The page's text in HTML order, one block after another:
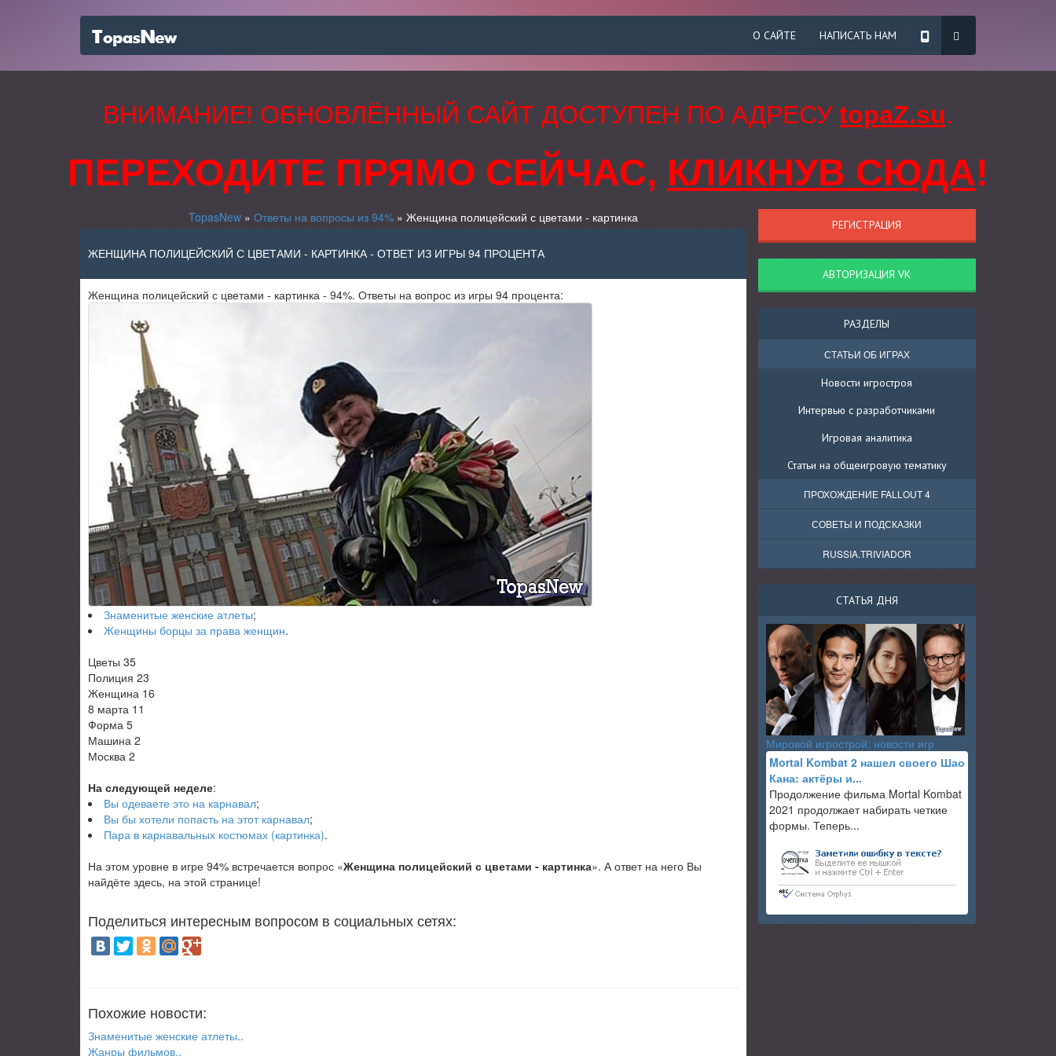
О САЙТЕ НАПИСАТЬ НАМ
ВНИМАНИЕ! ОБНОВЛЁННЫЙ САЙТ ДОСТУПЕН ПО АДРЕСУ topaZ.su.
ПЕРЕХОДИТЕ ПРЯМО СЕЙЧАС, КЛИКНУВ СЮДА!
TopasNew» Ответы на вопросы из 94%» Женщина полицейский с цветами - картинка
ЖЕНЩИНА ПОЛИЦЕЙСКИЙ С ЦВЕТАМИ - КАРТИНКА - ОТВЕТ ИЗ ИГРЫ 94 ПРОЦЕНТА
Женщина полицейский с цветами - картинка - 94%. Ответы на вопрос из игры 94 процента:
Знаменитые женские атлеты;
Женщины борцы за права женщин.
Цветы 35
Полиция 23
Женщина 16
8 марта 11
Форма 5
Машина 2
Москва 2
На следующей неделе:
Вы одеваете это на карнавал;
Вы бы хотели попасть на этот карнавал;
Пара в карнавальных костюмах (картинка).
На этом уровне в игре 94% встречается вопрос «Женщина полицейский с цветами - картинка». А ответ на него Вы
найдёте здесь, на этой странице!
Поделиться интересным вопросом в социальных сетях:
Похожие новости:
Знаменитые женские атлеты..
Жанры фильмов..
РЕГИСТРАЦИЯ
АВТОРИЗАЦИЯ VK
РАЗДЕЛЫ
СТАТЬИ ОБ ИГРАХ
Новости игростроя
Интервью с разработчиками
Игровая аналитика
Статьи на общеигровую тематику
ПРОХОЖДЕНИЕ FALLOUT 4
СОВЕТЫ И ПОДСКАЗКИ
RUSSIA.TRIVIADOR
СТАТЬЯ ДНЯ
Мировой игрострой: новости игр
Mortal Kombat 2 нашел своего Шао
Кана: актёры и...
Продолжение фильма Mortal Kombat
2021 продолжает набирать четкие
формы. Теперь...